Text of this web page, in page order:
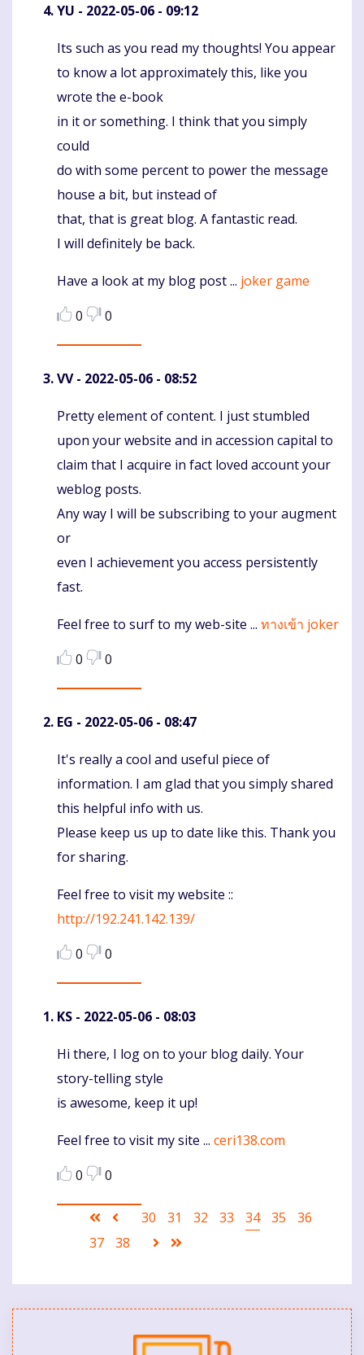
YU - 2022-05-06 - 09:12
Komentaras
Its such as you read my thoughts! You appear
to know a lot approximately this, like you
wrote the e-book
in it or something. I think that you simply
could
do with some percent to power the message
house a bit, but instead of
that, that is great blog. A fantastic read.
I will definitely be back.
Have a look at my blog post ... joker game
0
0
VV- 2022-05-06 - 08:52
Komentaras
Pretty element of content. I just stumbled
upon your website and in accession capital to
claim that I acquire in fact loved account your
weblog posts.
Any way I will be subscribing to your augment
or
even I achievement you access persistently
fast.
Feel free to surf to my web-site ... ทางเข้า joker
0
0
EG - 2022-05-06 - 08:47
Komentaras
It's really a cool and useful piece of
information. I am glad that you simply shared
this helpful info with us.
Please keep us up to date like this. Thank you
for sharing.
Feel free to visit my website ::
http://192.241.142.139/
0
0
KS - 2022-05-06 - 08:03
Komentaras
Hi there, I log on to your blog daily. Your
story-telling style
is awesome, keep it up!
Feel free to visit my site ... ceri138.com
0
0
Pagination
First
page
Ankstesnis
puslapis
Puslapis
30 Puslapis
31 Puslapis
32 Puslapis
33
Current
34 Puslapis
35 Puslapis
36
Puslapis
37 Puslapis
38
Sekantis